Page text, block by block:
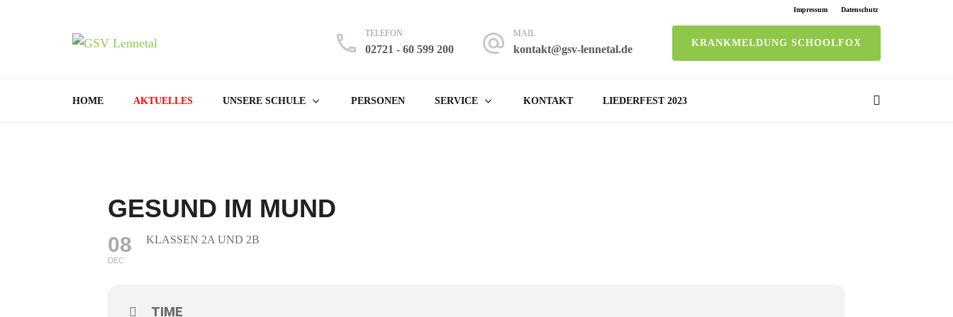
Impressum Datenschutz
GSV Lennetal
Bamenohl – Finnentrop – Rönkhausen
TELEFON
02721 - 60 599 200
MAIL
kontakt@gsv-lennetal.de KRANKMELDUNG SCHOOLFOX
HOME AKTUELLES UNSERE SCHULE PERSONEN SERVICE KONTAKT LIEDERFEST 2023
GESUND IM MUND
08
DEC
KLASSEN 2A UND 2B
TIME